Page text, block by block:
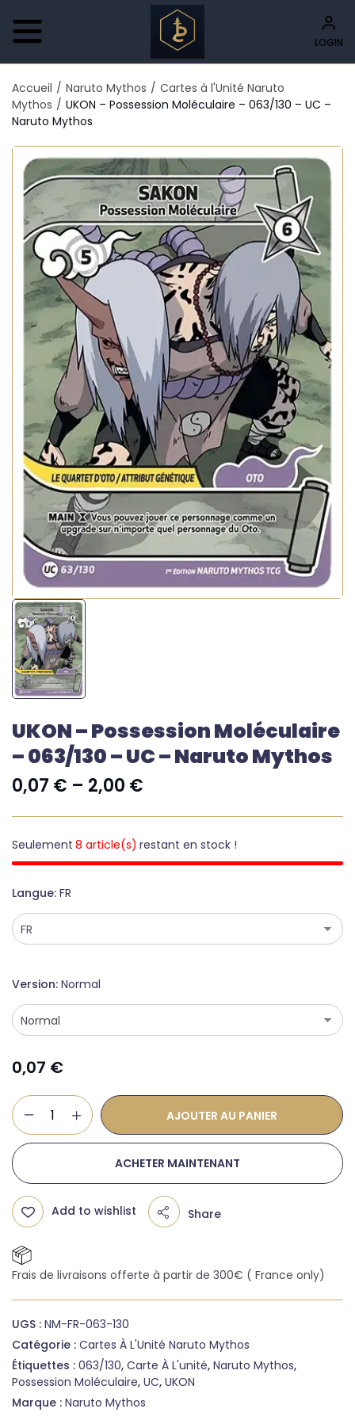
LOGIN
Accueil / Naruto Mythos / Cartes à l'Unité Naruto
Mythos / UKON – Possession Moléculaire – 063/130 – UC –
Naruto Mythos
UKON – Possession Moléculaire
– 063/130 – UC – Naruto Mythos
0,07 € – 2,00 €
Seulement 8 article(s) restant en stock !
Langue FR
Version Normal
0,07 €
AJOUTER AU PANIER
ACHETER MAINTENANT
Add to wishlist Share
Frais de livraisons offerte à partir de 300€ ( France only)
UGS : NM-FR-063-130
Catégorie : Cartes À L'Unité Naruto Mythos
Étiquettes : 063/130, Carte À L'unité, Naruto Mythos,
Possession Moléculaire, UC, UKON
Marque : Naruto Mythos